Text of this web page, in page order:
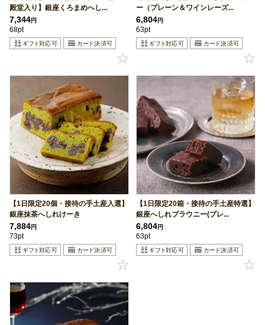
殿堂入り】銀座くろまめへし...
7,344円
68pt
ー（プレーン＆ワインレーズ...
6,804円
63pt
【1日限定20個・接待の手土産入選】
銀座抹茶へしれけーき
7,884円
73pt
【1日限定20箱・接待の手土産特選】
銀座へしれブラウニー(プレ...
6,804円
63pt